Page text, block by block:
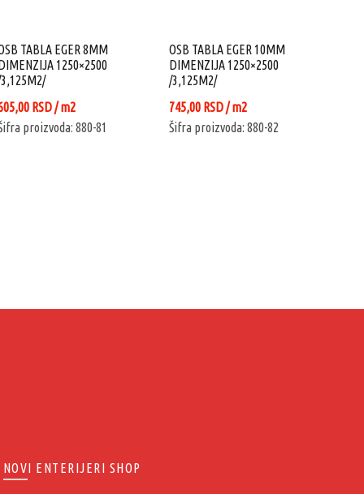
TABLA EGER 8MM
1250×2500
RSD/ m2
proizvoda: 880-81
OSB TABLA EGER 10MM
DIMENZIJA 1250×2500
/3,125M2/
745,00 RSD/ m2
Šifra proizvoda: 880-82
NOVI ENTERIJERI SHOP